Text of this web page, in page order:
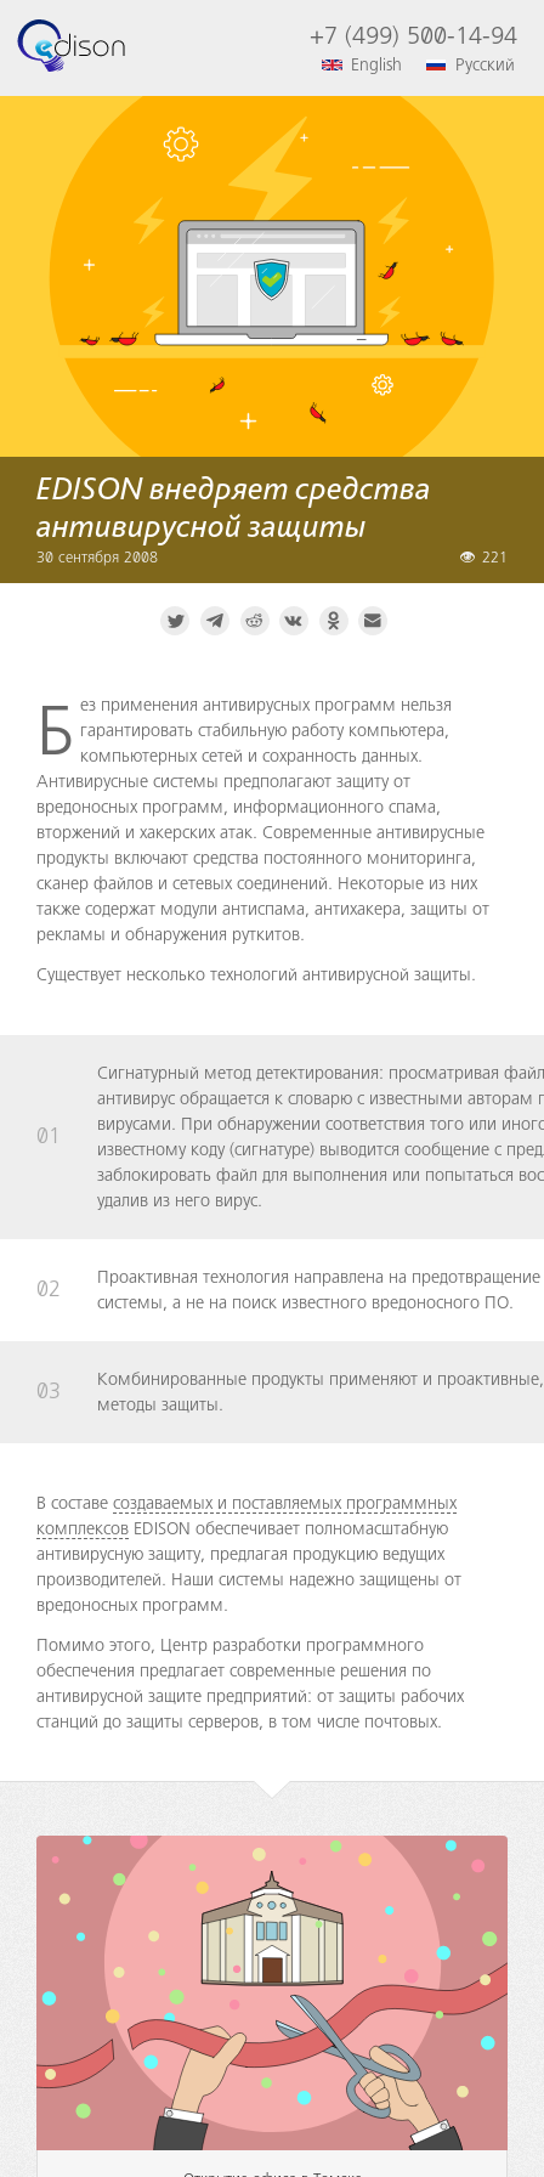
+7 (499) 500-14-94
English Русский
EDISON внедряет средства
антивирусной защиты
30 сентября 2008 221
Без применения антивирусных программ нельзя гарантировать стабильную работу компьютера,
компьютерных сетей и сохранность данных.
Антивирусные системы предполагают защиту от
вредоносных программ, информационного спама,
вторжений и хакерских атак. Современные антивирусные
продукты включают средства постоянного мониторинга,
сканер файлов и сетевых соединений. Некоторые из них
также содержат модули антиспама, антихакера, защиты от
рекламы и обнаружения руткитов.
Существует несколько технологий антивирусной защиты.
01
Сигнатурный метод детектирования: просматривая
антивирус обращается к словарю с известными
вирусами. При обнаружении соответствия того или
известному коду (сигнатуре) выводится сообщение с
заблокировать файл для выполнения или попытаться
удалив из него вирус.
02
Проактивная технология направлена на
системы, а не на поиск известного вредоносного ПО.
03
Комбинированные продукты применяют и проактивные,
методы защиты.
В составе создаваемых и поставляемых программных
комплексов EDISON обеспечивает полномасштабную
антивирусную защиту, предлагая продукцию ведущих
производителей. Наши системы надежно защищены от
вредоносных программ.
Помимо этого, Центр разработки программного
обеспечения предлагает современные решения по
антивирусной защите предприятий: от защиты рабочих
станций до защиты серверов, в том числе почтовых.